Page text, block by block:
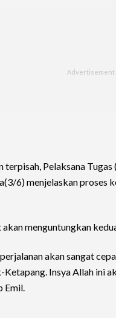
terpisah, Pelaksana
6) menjelaskan proses
menguntungkan
akan sangat
Insya Allah ini
Emil.